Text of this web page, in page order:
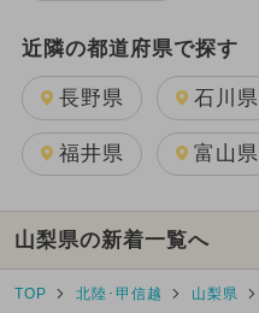
近隣の都道府県で探す
長野県 石川県
福井県 富山県
山梨県の新着一覧へ
TOP 北陸･甲信越 山梨県